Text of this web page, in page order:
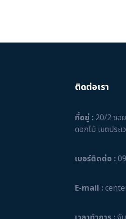
ติดต่อเรา
ที่อยู่ :20/2 ซอย
ดอกไม้ เขตประ
เบอร์ติดต่อ :
E-mail :